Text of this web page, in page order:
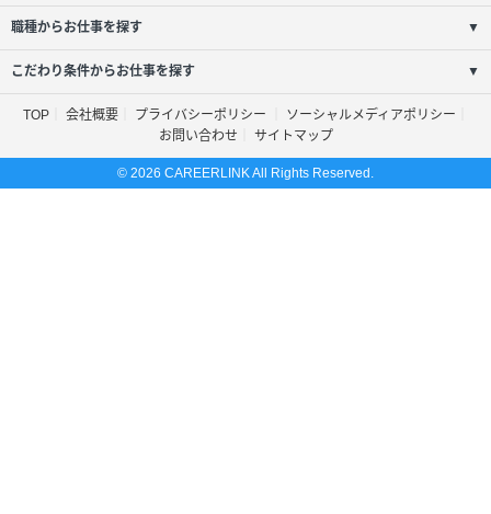
職種からお仕事を探す ▼
こだわり条件からお仕事を探す ▼
TOP 会社概要 プライバシーポリシー
ソーシャルメディアポリシー
お問い合わせ
サイトマップ
© 2026 CAREERLINK All Rights Reserved.